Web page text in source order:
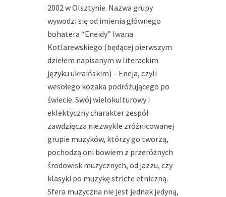
2002 w Olsztynie. Nazwa grupy
wywodzi się od imienia głównego
bohatera “Eneidy” Iwana
Kotlarewskiego (będącej pierwszym
dziełem napisanym w literackim
języku ukraińskim) – Eneja, czyli
wesołego kozaka podróżującego po
świecie. Swój wielokulturowy i
eklektyczny charakter zespół
zawdzięcza niezwykle zróżnicowanej
grupie muzyków, którzy go tworzą,
pochodzą oni bowiem z przeróżnych
środowisk muzycznych, od jazzu, czy
klasyki po muzykę stricte etniczną.
Sfera muzyczna nie jest jednak jedyną,